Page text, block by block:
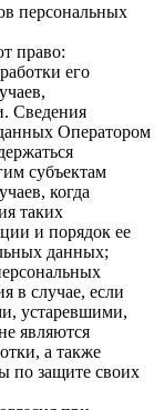
персональных
право:
его
Сведения
Оператором
субъектам
когда
таких
и порядок ее
данных;
в случае, если
устаревшими,
являются
а также
по защите своих